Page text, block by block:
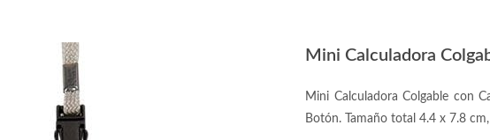
Mini Calculadora
Mini Calculadora Colgable con
Botón. Tamaño total 4.4 x 7.8